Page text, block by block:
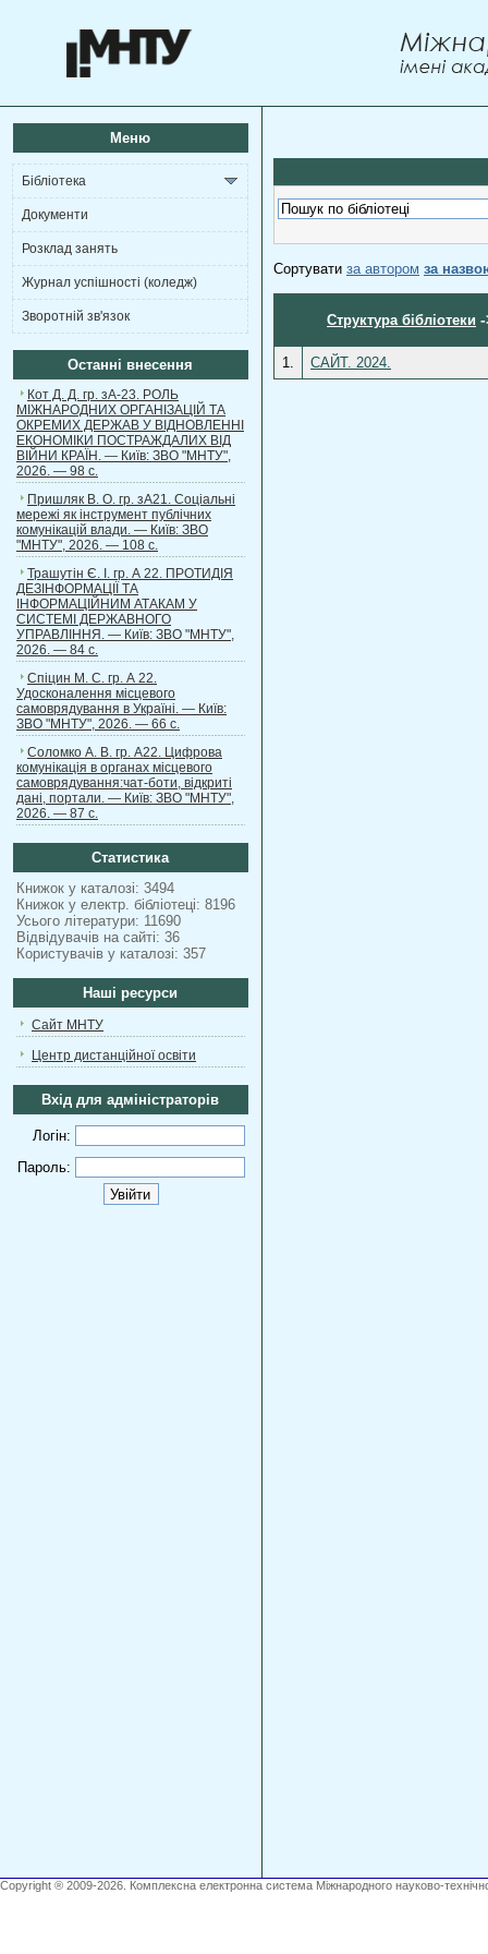
Меню
Бібліотека
Документи
Розклад занять
Журнал успішності (коледж)
Зворотній зв'язок
Останні внесення
Кот Д. Д. гр. зА-23. РОЛЬ
МІЖНАРОДНИХ ОРГАНІЗАЦІЙ ТА
ОКРЕМИХ ДЕРЖАВ У ВІДНОВЛЕННІ
ЕКОНОМІКИ ПОСТРАЖДАЛИХ ВІД
ВІЙНИ КРАЇН. — Київ: ЗВО "МНТУ",
2026. — 98 с.
Пришляк В. О. гр. зА21. Соціальні
мережі як інструмент публічних
комунікацій влади. — Київ: ЗВО
"МНТУ", 2026. — 108 с.
Трашутін Є. І. гр. А 22. ПРОТИДІЯ
ДЕЗІНФОРМАЦІЇ ТА
ІНФОРМАЦІЙНИМ АТАКАМ У
СИСТЕМІ ДЕРЖАВНОГО
УПРАВЛІННЯ. — Київ: ЗВО "МНТУ",
2026. — 84 с.
Спіцин М. С. гр. А 22.
Удосконалення місцевого
самоврядування в Україні. — Київ:
ЗВО "МНТУ", 2026. — 66 с.
Соломко А. В. гр. А22. Цифрова
комунікація в органах місцевого
самоврядування:чат-боти, відкриті
дані, портали. — Київ: ЗВО "МНТУ",
2026. — 87 с.
Статистика
Книжок у каталозі: 3494
Книжок у електр. бібліотеці: 8196
Усього літератури: 11690
Відвідувачів на сайті: 36
Користувачів у каталозі: 357
Наші ресурси
Сайт МНТУ
Центр дистанційної освіти
Вхід для адміністраторів
Логін:
Пароль:
Сортувати за автором за
Структура бібліотеки
1. САЙТ. 2024.
Copyright ® 2009-2026. Комплексна електронна система Міжнародного науково-